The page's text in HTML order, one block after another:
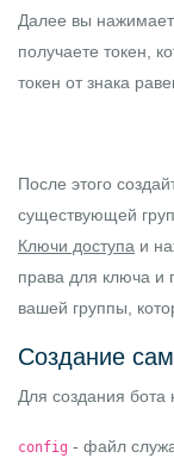
Далее вы
получаете токен,
токен от знака
После этого
существующей
Ключи доступа и
права для ключа и
вашей группы,
Создание
Для создания
config - файл